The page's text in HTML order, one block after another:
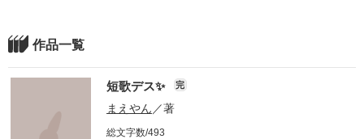
作品一覧
短歌デス✨ 完
まえやん ／著
総文字数/493